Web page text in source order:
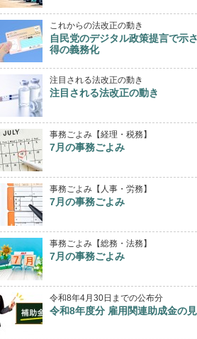
これからの法改正の動き
自民党のデジタル政策提言で示
得の義務化
注目される法改正の動き
注目される法改正の動き
事務ごよみ【経理・税務】
7月の事務ごよみ
事務ごよみ【人事・労務】
7月の事務ごよみ
事務ごよみ【総務・法務】
7月の事務ごよみ
令和8年4月30日までの公布分
令和8年度分 雇用関連助成金の